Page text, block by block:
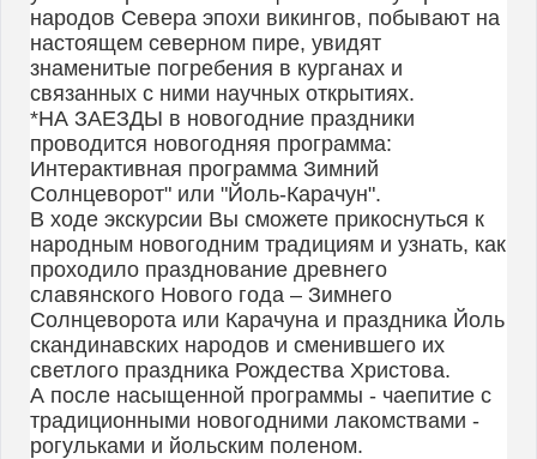
народов Севера эпохи викингов, побывают на
настоящем северном пире, увидят
знаменитые погребения в курганах и
связанных с ними научных открытиях.
*НА ЗАЕЗДЫ в новогодние праздники
проводится новогодняя программа:
Интерактивная программа Зимний
Солнцеворот" или "Йоль-Карачун".
В ходе экскурсии Вы сможете прикоснуться к
народным новогодним традициям и узнать, как
проходило празднование древнего
славянского Нового года – Зимнего
Солнцеворота или Карачуна и праздника Йоль
скандинавских народов и сменившего их
светлого праздника Рождества Христова.
А после насыщенной программы - чаепитие с
традиционными новогодними лакомствами -
рогульками и йольским поленом.